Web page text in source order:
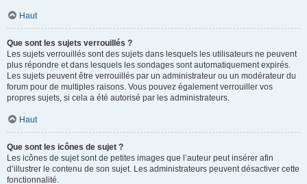
Haut
Que sont les sujets verrouillés ?
Les sujets verrouillés sont des sujets dans lesquels les utilisateurs ne peuvent
plus répondre et dans lesquels les sondages sont automatiquement expirés.
Les sujets peuvent être verrouillés par un administrateur ou un modérateur du
forum pour de multiples raisons. Vous pouvez également verrouiller vos
propres sujets, si cela a été autorisé par les administrateurs.
Haut
Que sont les icônes de sujet ?
Les icônes de sujet sont de petites images que l’auteur peut insérer afin
d’illustrer le contenu de son sujet. Les administrateurs peuvent désactiver cette
fonctionnalité.